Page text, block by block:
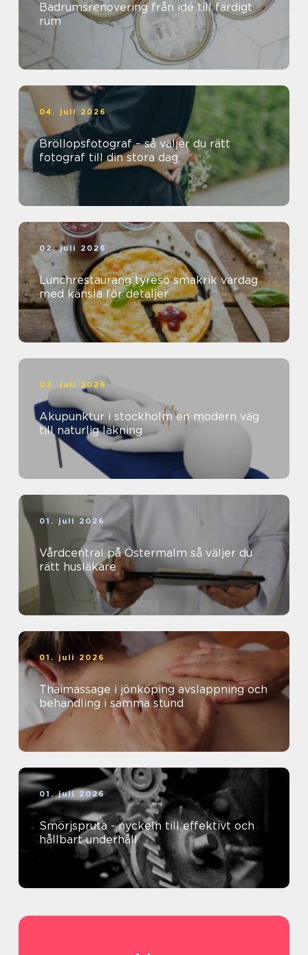
Badrumsrenovering från idé till färdigt
rum
04. juli 2026
Bröllopsfotograf – så väljer du rätt
fotograf till din stora dag
02. juli 2026
Lunchrestaurang tyresö smakrik vardag
med känsla för detaljer
02. juli 2026
Akupunktur i stockholm en modern väg
till naturlig läkning
01. juli 2026
Vårdcentral på Östermalm så väljer du
rätt husläkare
01. juli 2026
Thaimassage i jönköping avslappning och
behandling i samma stund
01. juli 2026
Smörjspruta - nyckeln till effektivt och
hållbart underhåll